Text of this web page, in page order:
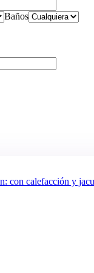
Baños
con calefacción y